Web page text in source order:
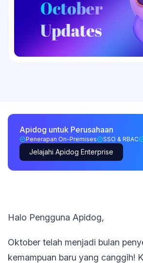
Apidog untuk Perusahaan
Penerapan On-Premises SSO & RBAC
Jelajahi Apidog Enterprise
Halo Pengguna Apidog,
Oktober telah menjadi bulan
kemampuan baru yang canggih!